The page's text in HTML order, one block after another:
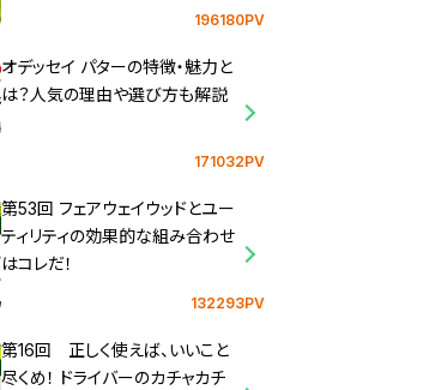
196180PV
オデッセイ パターの特徴・魅力と
は？人気の理由や選び方も解説
171032PV
第53回 フェアウェイウッドとユー
ティリティの効果的な組み合わせ
はコレだ！
132293PV
第16回 正しく使えば、いいこと
尽くめ！ ドライバーのカチャカチ